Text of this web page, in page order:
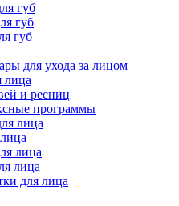
губ
губ
губ
для ухода за лицом
лица
и ресниц
программы
лица
лица
лица
для лица